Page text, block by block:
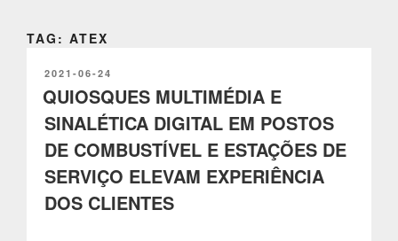
TAG: ATEX
PUBLICADO
EM
2021-06-24
QUIOSQUES MULTIMÉDIA E
SINALÉTICA DIGITAL EM POSTOS
DE COMBUSTÍVEL E ESTAÇÕES DE
SERVIÇO ELEVAM EXPERIÊNCIA
DOS CLIENTES